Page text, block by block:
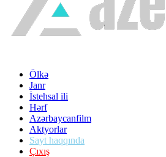
Ölkə
Janr
İstehsal ili
Hərf
Azərbaycanfilm
Aktyorlar
Sayt haqqında
Çıxış